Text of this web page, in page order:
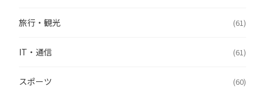
旅行・観光 (61)
IT・通信 (61)
スポーツ (60)